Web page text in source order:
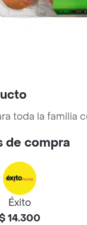
toda la familia
de compra
Éxito
14.300